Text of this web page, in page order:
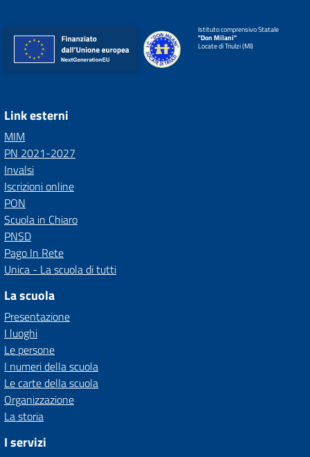
Istituto comprensivo Statale
"Don Milani"
Locate di Triulzi (MI)
Link esterni
MIM
PN 2021-2027
Invalsi
Iscrizioni online
PON
Scuola in Chiaro
PNSD
Pago In Rete
Unica - La scuola di tutti
La scuola
Presentazione
I luoghi
Le persone
I numeri della scuola
Le carte della scuola
Organizzazione
La storia
I servizi